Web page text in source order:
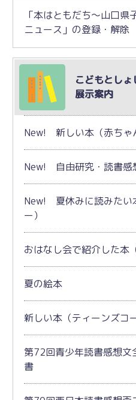
「本はともだち～山口県
ニュース」の登録・解除
こどもとしょ
展示案内
New! 新しい本（赤ちゃ
New! 自由研究・読書感
New! 夏休みに読みたい
ー）
おはなし会で紹介した本
夏の絵本
新しい本（ティーンズコ
第72回青少年読書感想文
書